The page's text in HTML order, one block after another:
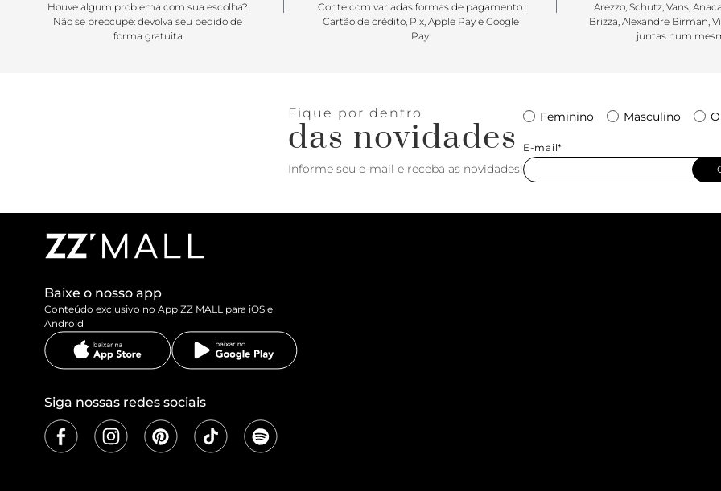
Houve algum problema com sua escolha?
Não se preocupe: devolva seu pedido de
forma gratuita
Conte com variadas formas de pagamento:
Cartão de crédito, Pix, Apple Pay e Google
Pay.
Arezzo, Schutz, Vans,
Brizza, Alexandre Birman,
juntas num
Fique por dentro
das novidades
Informe seu e-mail e receba as novidades!
Feminino Masculino
E-mail*
Baixe o nosso app
Conteúdo exclusivo no App ZZ MALL para iOS e
Android
Siga nossas redes sociais